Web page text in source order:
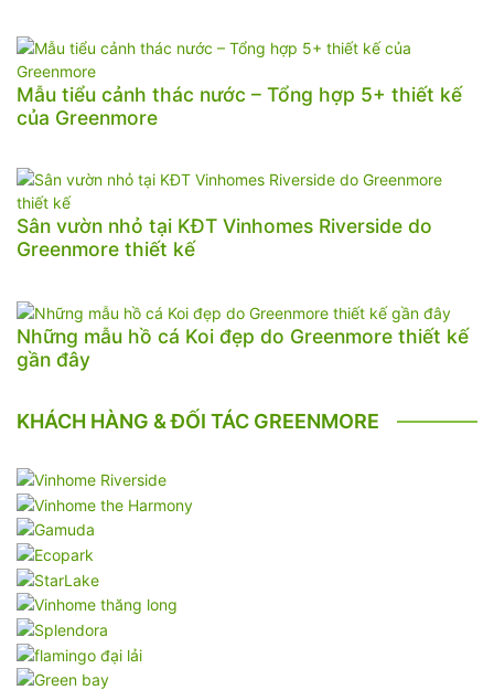
Mẫu tiểu cảnh thác nước – Tổng hợp 5+ thiết kế
của Greenmore
Sân vườn nhỏ tại KĐT Vinhomes Riverside do
Greenmore thiết kế
Những mẫu hồ cá Koi đẹp do Greenmore thiết kế
gần đây
KHÁCH HÀNG & ĐỐI TÁC GREENMORE